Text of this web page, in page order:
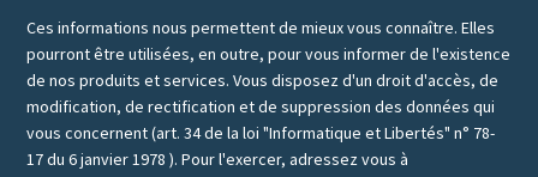
Ces informations nous permettent de mieux vous connaître. Elles
pourront être utilisées, en outre, pour vous informer de l'existence
de nos produits et services. Vous disposez d'un droit d'accès, de
modification, de rectification et de suppression des données qui
vous concernent (art. 34 de la loi "Informatique et Libertés" n° 78-
17 du 6 janvier 1978 ). Pour l'exercer, adressez vous à